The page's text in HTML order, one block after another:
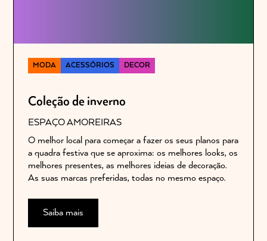
MODA ACESSÓRIOS DECOR
Coleção de inverno
ESPAÇO AMOREIRAS
O melhor local para começar a fazer os seus planos para
a quadra festiva que se aproxima: os melhores looks, os
melhores presentes, as melhores ideias de decoração.
As suas marcas preferidas, todas no mesmo espaço.
Saiba mais